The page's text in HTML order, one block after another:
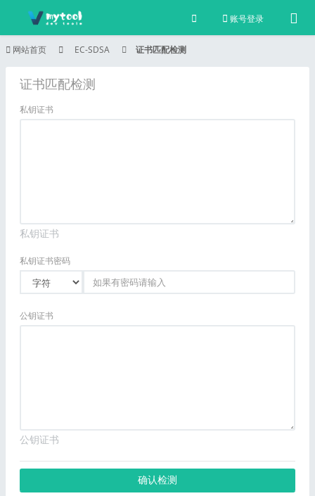
账号登录
网站首页 EC-SDSA 证书匹配检测
证书匹配检测
私钥证书
私钥证书
私钥证书密码
公钥证书
公钥证书
确认检测